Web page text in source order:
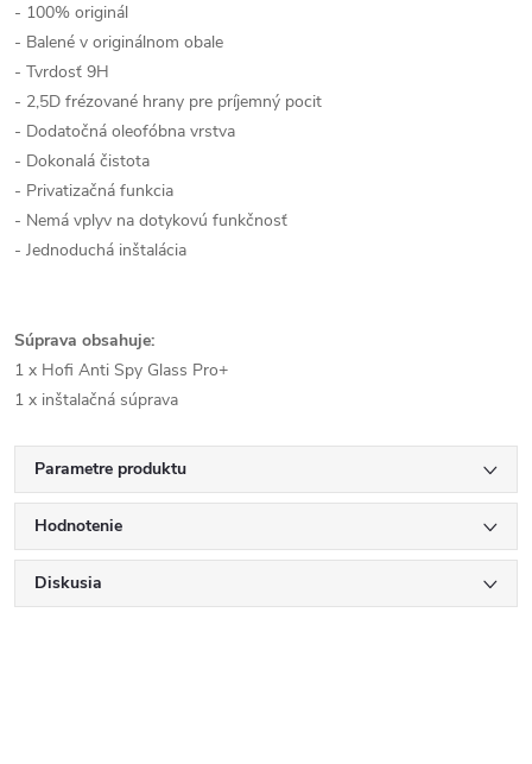
- 100% originál
- Balené v originálnom obale
- Tvrdosť 9H
- 2,5D frézované hrany pre príjemný pocit
- Dodatočná oleofóbna vrstva
- Dokonalá čistota
- Privatizačná funkcia
- Nemá vplyv na dotykovú funkčnosť
- Jednoduchá inštalácia
Súprava obsahuje:
1 x Hofi Anti Spy Glass Pro+
1 x inštalačná súprava
Parametre produktu
Hodnotenie
Diskusia